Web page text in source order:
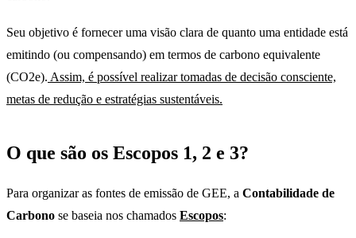
Seu objetivo é fornecer uma visão clara de quanto uma entidade está
emitindo (ou compensando) em termos de carbono equivalente
(CO2e). Assim, é possível realizar tomadas de decisão consciente,
metas de redução e estratégias sustentáveis.
O que são os Escopos 1, 2 e 3?
Para organizar as fontes de emissão de GEE, a Contabilidade de
Carbono se baseia nos chamados Escopos: